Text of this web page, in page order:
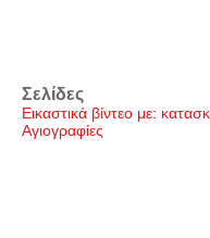
Σελίδες
Εικαστικά βίντεο με:
Αγιογραφίες